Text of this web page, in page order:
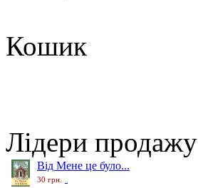
Кошик
Лідери продажу
Від Мене це було...
30 грн.